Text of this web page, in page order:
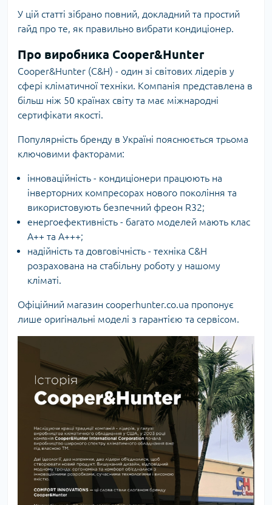
У цій статті зібрано повний, докладний та простий
гайд про те, як правильно вибрати кондиціонер.
Про виробника Cooper&Hunter
Cooper&Hunter (C&H) - один зі світових лідерів у
сфері кліматичної техніки. Компанія представлена в
більш ніж 50 країнах світу та має міжнародні
сертифікати якості.
Популярність бренду в Україні пояснюється трьома
ключовими факторами:
інноваційність - кондиціонери працюють на
інверторних компресорах нового покоління та
використовують безпечний фреон R32;
енергоефективність - багато моделей мають клас
А++ та А+++;
надійність та довговічність - техніка C&H
розрахована на стабільну роботу у нашому
кліматі.
Офіційний магазин cooperhunter.co.ua пропонує
лише оригінальні моделі з гарантією та сервісом.